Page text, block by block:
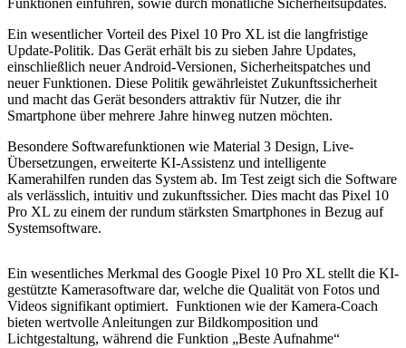
Funktionen einführen, sowie durch monatliche Sicherheitsupdates.
Ein wesentlicher Vorteil des Pixel 10 Pro XL ist die langfristige
Update-Politik. Das Gerät erhält bis zu sieben Jahre Updates,
einschließlich neuer Android-Versionen, Sicherheitspatches und
neuer Funktionen. Diese Politik gewährleistet Zukunftssicherheit
und macht das Gerät besonders attraktiv für Nutzer, die ihr
Smartphone über mehrere Jahre hinweg nutzen möchten.
Besondere Softwarefunktionen wie Material 3 Design, Live-
Übersetzungen, erweiterte KI-Assistenz und intelligente
Kamerahilfen runden das System ab. Im Test zeigt sich die Software
als verlässlich, intuitiv und zukunftssicher. Dies macht das Pixel 10
Pro XL zu einem der rundum stärksten Smartphones in Bezug auf
Systemsoftware.
Ein wesentliches Merkmal des Google Pixel 10 Pro XL stellt die KI-
gestützte Kamerasoftware dar, welche die Qualität von Fotos und
Videos signifikant optimiert. Funktionen wie der Kamera-Coach
bieten wertvolle Anleitungen zur Bildkomposition und
Lichtgestaltung, während die Funktion „Beste Aufnahme“